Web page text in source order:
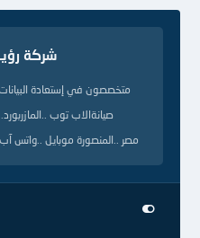
شركة
متخصصون في إستعادة
صيانةالاب توب
مصر ..المنصورة موبايل ..واتس آب 00201005474787